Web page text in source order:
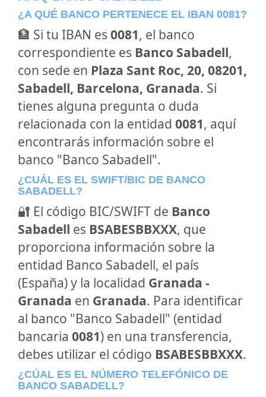
¿A QUÉ BANCO PERTENECE EL IBAN 0081?
🏦 Si tu IBAN es 0081, el banco
correspondiente es Banco Sabadell,
con sede en Plaza Sant Roc, 20, 08201,
Sabadell, Barcelona, Granada. Si
tienes alguna pregunta o duda
relacionada con la entidad 0081, aquí
encontrarás información sobre el
banco "Banco Sabadell".
¿CUÁL ES EL SWIFT/BIC DE BANCO
SABADELL?
🔐 El código BIC/SWIFT de Banco
Sabadell es BSABESBBXXX, que
proporciona información sobre la
entidad Banco Sabadell, el país
(España) y la localidad Granada -
Granada en Granada. Para identificar
al banco "Banco Sabadell" (entidad
bancaria 0081) en una transferencia,
debes utilizar el código BSABESBBXXX.
¿CÚAL ES EL NÚMERO TELEFÓNICO DE
BANCO SABADELL?